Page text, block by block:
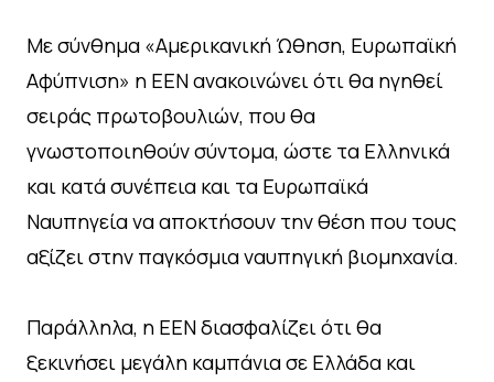
Με σύνθημα «Αμερικανική Ώθηση, Ευρωπαϊκή
Αφύπνιση» η ΕΕΝ ανακοινώνει ότι θα ηγηθεί
σειράς πρωτοβουλιών, που θα
γνωστοποιηθούν σύντομα, ώστε τα Ελληνικά
και κατά συνέπεια και τα Ευρωπαϊκά
Ναυπηγεία να αποκτήσουν την θέση που τους
αξίζει στην παγκόσμια ναυπηγική βιομηχανία.
Παράλληλα, η ΕΕΝ διασφαλίζει ότι θα
ξεκινήσει μεγάλη καμπάνια σε Ελλάδα και